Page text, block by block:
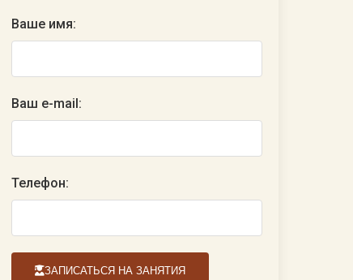
Ваше имя:
Ваш e-mail:
Телефон:
ЗАПИСАТЬСЯ НА ЗАНЯТИЯ